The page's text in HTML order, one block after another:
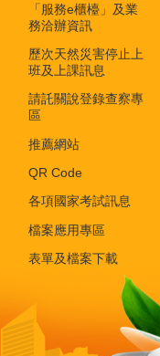
「服務e櫃檯」及業
務洽辦資訊
歷次天然災害停止上
班及上課訊息
請託關說登錄查察專
區
推薦網站
QR Code
各項國家考試訊息
檔案應用專區
表單及檔案下載